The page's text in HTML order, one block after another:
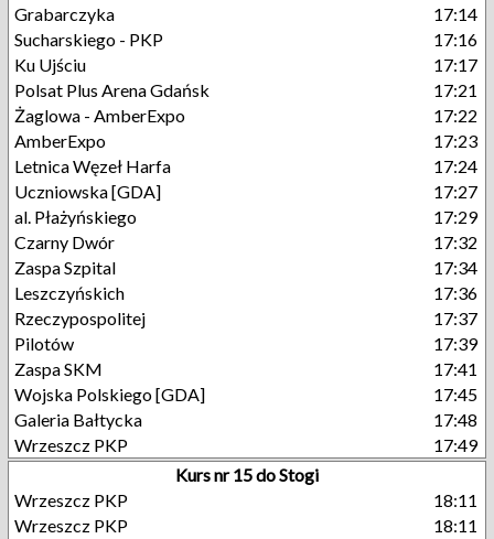
Grabarczyka
17:14
Sucharskiego - PKP
17:16
Ku Ujściu
17:17
Polsat Plus Arena Gdańsk
17:21
Żaglowa - AmberExpo
17:22
AmberExpo
17:23
Letnica Węzeł Harfa
17:24
Uczniowska [GDA]
17:27
al. Płażyńskiego
17:29
Czarny Dwór
17:32
Zaspa Szpital
17:34
Leszczyńskich
17:36
Rzeczypospolitej
17:37
Pilotów
17:39
Zaspa SKM
17:41
Wojska Polskiego [GDA]
17:45
Galeria Bałtycka
17:48
Wrzeszcz PKP
17:49
Kurs nr 15 do Stogi
Wrzeszcz PKP
18:11
Wrzeszcz PKP
18:11